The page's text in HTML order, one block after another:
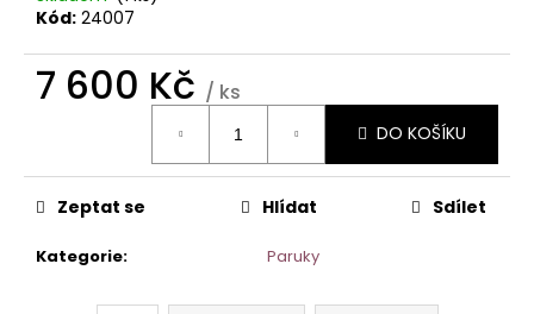
Kód: 24007
7 600 Kč / ks
DO KOŠÍKU
Kategorie: Paruky
Zeptat se Hlídat Sdílet
e
ŠÁTEK
0794
Kč